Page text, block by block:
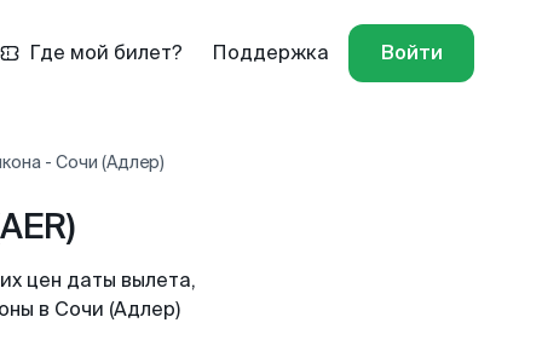
Где мой билет? Поддержка Войти
- Сочи (Адлер)
цен даты вылета,
в Сочи (Адлер)